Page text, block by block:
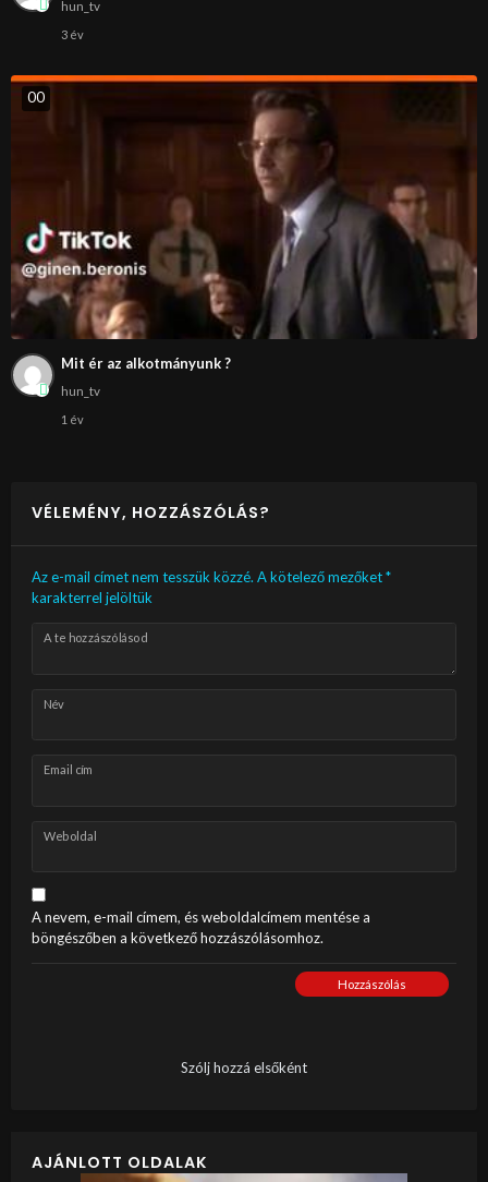
hun_tv
3 év
00
Mit ér az alkotmányunk ?
hun_tv
1 év
VÉLEMÉNY, HOZZÁSZÓLÁS?
Az e-mail címet nem tesszük közzé. A kötelező mezőket*
karakterrel jelöltük
A te hozzászólásod
Név
Email cím
Weboldal
A nevem, e-mail címem, és weboldalcímem mentése a
böngészőben a következő hozzászólásomhoz.
Hozzászólás
Szólj hozzá elsőként
AJÁNLOTT OLDALAK